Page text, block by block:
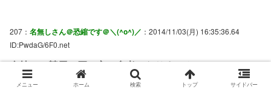
207： 名無しさん＠恐縮です＠＼(^o^)／ ：2014/11/03(月) 16:35:36.64
ID:PwdaG/6F0.net
金持ちの競馬の買い方は参考になりません
メニュー ホーム 検索 トップ サイドバー